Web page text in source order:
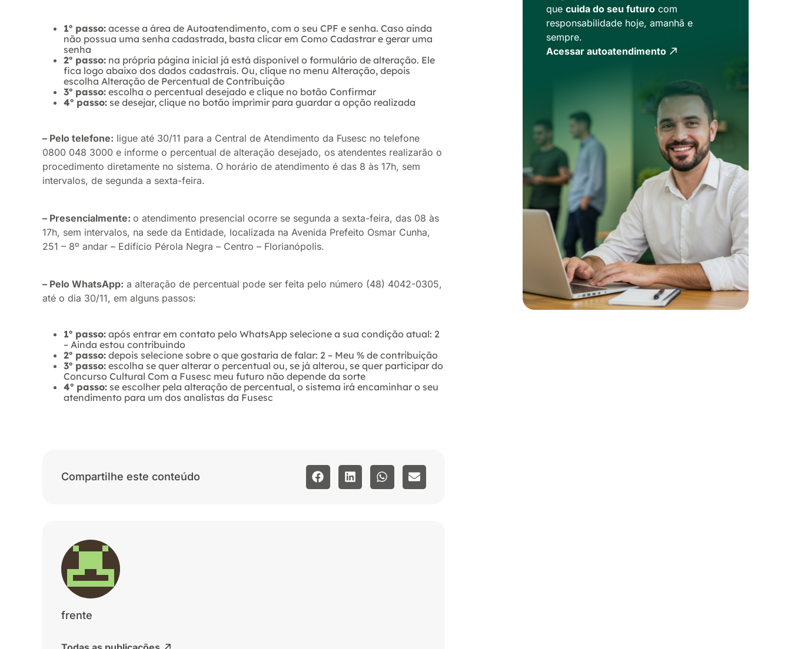
1º passo: acesse a área de Autoatendimento, com o seu CPF e senha. Caso ainda
não possua uma senha cadastrada, basta clicar em Como Cadastrar e gerar uma
senha
2º passo: na própria página inicial já está disponível o formulário de alteração. Ele
fica logo abaixo dos dados cadastrais. Ou, clique no menu Alteração, depois
escolha Alteração de Percentual de Contribuição
3º passo: escolha o percentual desejado e clique no botão Confirmar
4º passo: se desejar, clique no botão imprimir para guardar a opção realizada
– Pelo telefone: ligue até 30/11 para a Central de Atendimento da Fusesc no telefone
0800 048 3000 e informe o percentual de alteração desejado, os atendentes realizarão o
procedimento diretamente no sistema. O horário de atendimento é das 8 às 17h, sem
intervalos, de segunda a sexta-feira.
– Presencialmente: o atendimento presencial ocorre se segunda a sexta-feira, das 08 às
17h, sem intervalos, na sede da Entidade, localizada na Avenida Prefeito Osmar Cunha,
251 – 8º andar – Edifício Pérola Negra – Centro – Florianópolis.
– Pelo WhatsApp: a alteração de percentual pode ser feita pelo número (48) 4042-0305,
até o dia 30/11, em alguns passos:
1º passo: após entrar em contato pelo WhatsApp selecione a sua condição atual: 2
– Ainda estou contribuindo
2º passo: depois selecione sobre o que gostaria de falar: 2 – Meu % de contribuição
3º passo: escolha se quer alterar o percentual ou, se já alterou, se quer participar do
Concurso Cultural Com a Fusesc meu futuro não depende da sorte
4º passo: se escolher pela alteração de percentual, o sistema irá encaminhar o seu
atendimento para um dos analistas da Fusesc
Compartilhe este conteúdo
frente
que cuida do seu futuro com
responsabilidade hoje, amanhã e
sempre.
Acessar autoatendimento